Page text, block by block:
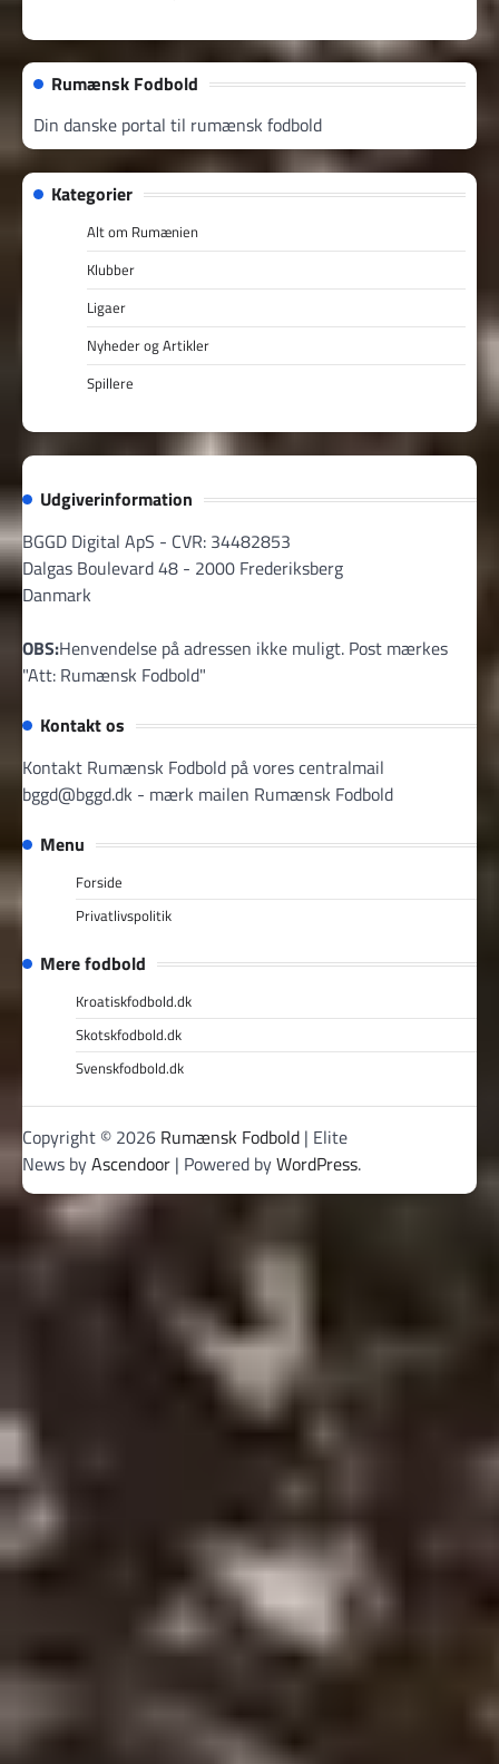
Rumænsk Fodbold
Din danske portal til rumænsk fodbold
Kategorier
Alt om Rumænien
Klubber
Ligaer
Nyheder og Artikler
Spillere
Udgiverinformation
BGGD Digital ApS - CVR: 34482853
Dalgas Boulevard 48 - 2000 Frederiksberg
Danmark
OBS:Henvendelse på adressen ikke muligt. Post mærkes
"Att: Rumænsk Fodbold"
Kontakt os
Kontakt Rumænsk Fodbold på vores centralmail
bggd@bggd.dk - mærk mailen Rumænsk Fodbold
Menu
Forside
Privatlivspolitik
Mere fodbold
Kroatiskfodbold.dk
Skotskfodbold.dk
Svenskfodbold.dk
Copyright © 2026 Rumænsk Fodbold | Elite
News byAscendoor | Powered byWordPress.